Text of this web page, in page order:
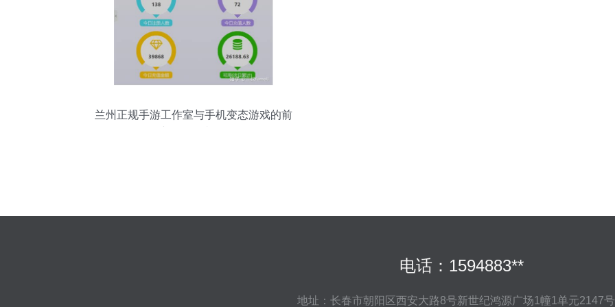
兰州正规手游工作室与手机变态游戏的前
电话：1594883**
地址：长春市朝阳区西安大路8号新世纪鸿源广场1幢1单元2147